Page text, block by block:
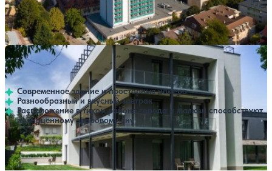
Профилей лечения:2 Крытый бассейн
Санаторий Easy Suites Heviz
Хевиз
Современное здание и просторные номера
Разнообразный и вкусный завтрак
Расположение в тихом районе города и жалюзи способствуют
полноценному здоровому сну
Профилей лечения:
Нет цен или свободных мест на выбранные даты
Выбрать другой вариант